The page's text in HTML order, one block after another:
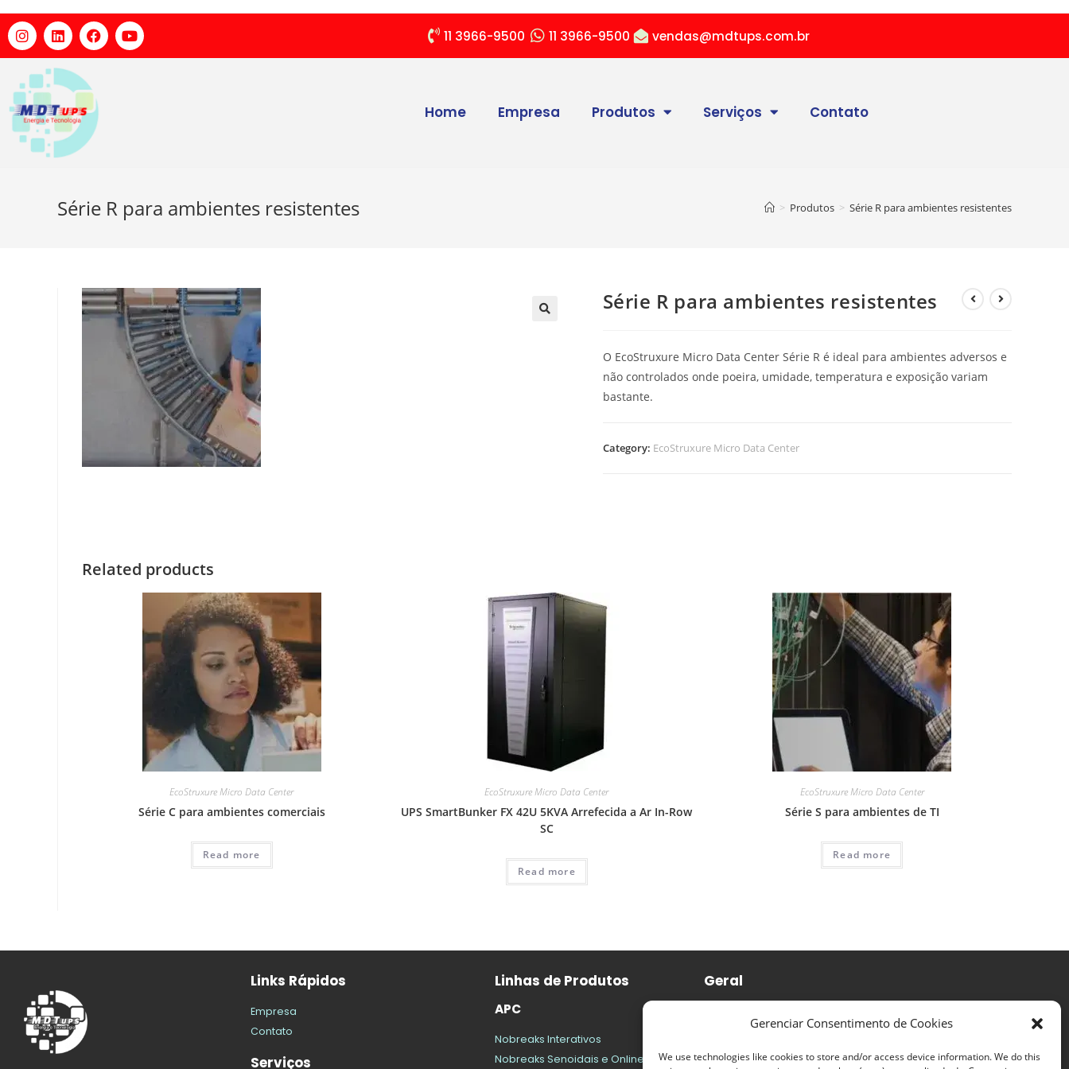
Gerenciar Consentimento de Cookies
We use technologies like cookies to store and/or access device information. We do this
11 3966-9500 11 3966-9500 vendas@mdtups.com.br
Home Empresa Produtos Serviços Contato
Série R para ambientes resistentes > Produtos > Série R para ambientes resistentes
Série R para ambientes resistentes
O EcoStruxure Micro Data Center Série R é ideal para ambientes adversos e
não controlados onde poeira, umidade, temperatura e exposição variam
bastante.
Category: EcoStruxure Micro Data Center
Related products
EcoStruxure Micro Data Center
Série C para ambientes comerciais
Read more
EcoStruxure Micro Data Center
UPS SmartBunker FX 42U 5KVA Arrefecida a Ar In-Row
SC
Read more
EcoStruxure Micro Data Center
Série S para ambientes de TI
Read more
Links Rápidos
Empresa
Contato
Serviços
Linhas de Produtos
APC
Nobreaks Interativos
Nobreaks Senoidais e Online
Geral
Nobreaks Vertiv/Emerson
Nobreaks DELTA